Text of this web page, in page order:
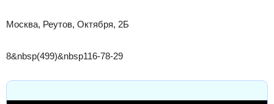
Москва, Реутов, Октября, 2Б
8&nbsp(499)&nbsp116-78-29